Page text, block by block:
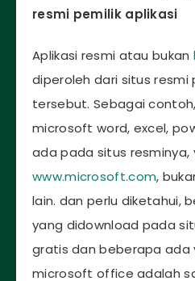
resmi pemilik aplikasi
Aplikasi resmi atau bukan
diperoleh dari situs resmi
tersebut. Sebagai
microsoft word, excel,
ada pada situs resminya,
www.microsoft.com,
lain. dan perlu diketahui,
yang didownload pada
gratis dan beberapa ada
microsoft office adalah